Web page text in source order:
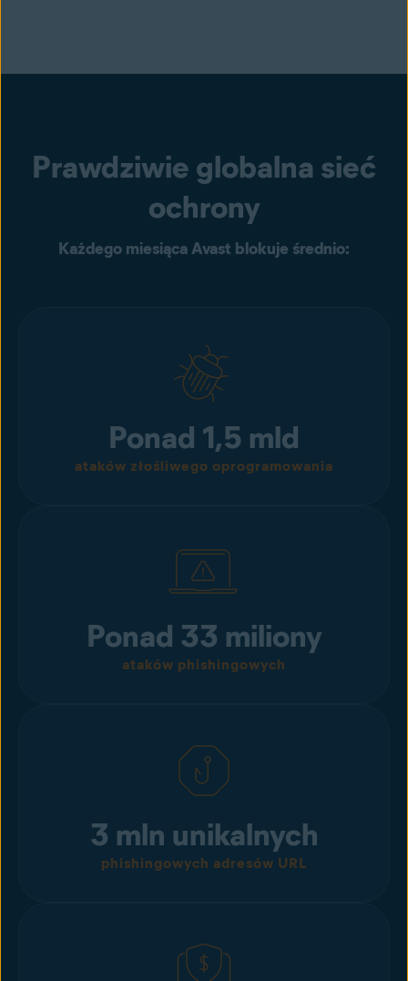
Prawdziwie globalna sieć
ochrony
Każdego miesiąca Avast blokuje średnio:
Ponad 1,5 mld
ataków złośliwego oprogramowania
Ponad 33 miliony
ataków phishingowych
3 mln unikalnych
phishingowych adresów URL